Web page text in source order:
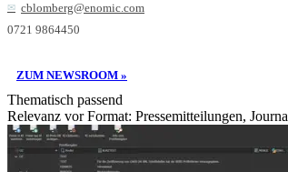
cblomberg@enomic.com
0721 9864450
ZUM NEWSROOM »
Thematisch passend
Relevanz vor Format: Pressemitteilungen,